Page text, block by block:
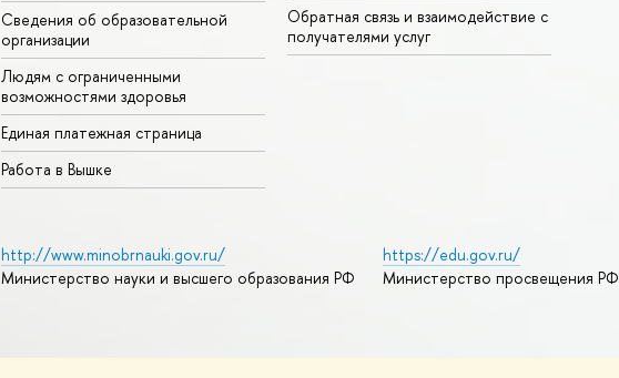
Сведения об образовательной
организации
Людям с ограниченными
возможностями здоровья
Единая платежная страница
Работа в Вышке
Обратная связь и взаимодействие с
получателями услуг
http://www.minobrnauki.gov.ru/
Министерство науки и высшего образования РФ
https://edu.gov.ru/
Министерство просвещения РФ